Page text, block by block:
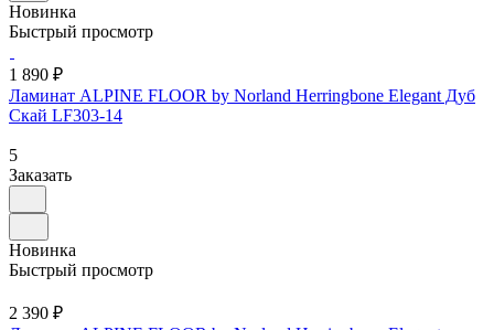
Новинка
Быстрый просмотр
1 890 ₽
Ламинат ALPINE FLOOR by Norland Herringbone Elegant Дуб
Скай LF303-14
5
Заказать
Новинка
Быстрый просмотр
2 390 ₽